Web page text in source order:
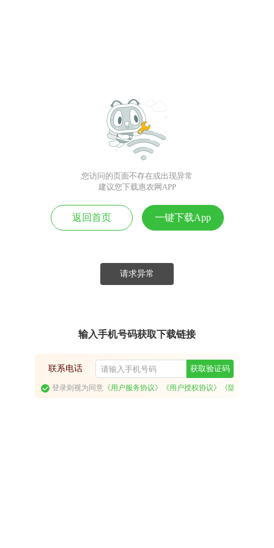
您访问的页面不存在或出现异常
建议您下载惠农网APP
返回首页 一键下载App
输入手机号码获取下载链接
联系电话 获取验证码
登录则视为同意《用户服务协议》 《用户授权协议》 《隐私政策》
请求异常